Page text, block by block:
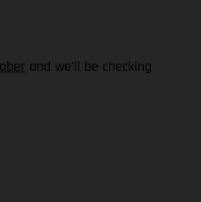
and we’ll be checking